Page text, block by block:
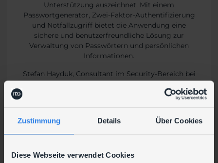
Zustimmung Details Über Cookies
Diese Webseite verwendet Cookies
Unterstützung auszeichnet. Mit einem
Passwortgenerator, Zwei-Faktor-Authentifizierung
und Notfallzugriff bietet die Anwendung eine
sichere und benutzerfreundliche Lösung zur
Verwaltung von Passwörtern und persönlichen
Informationen.
Stefan Hayduk, Consultant im Security-Bereich bei
des Projekts: „Für den Datentransfer und die
sämtlicher Passwortdaten und -informationen zu
1Password gewährleisten. Dabei achteten wir
darauf, dass während des Wechselprozesses keine
wurden.“